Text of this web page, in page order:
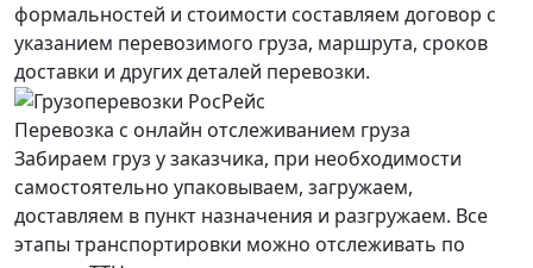
формальностей и стоимости составляем договор с
указанием перевозимого груза, маршрута, сроков
доставки и других деталей перевозки.
Перевозка с онлайн отслеживанием груза
Забираем груз у заказчика, при необходимости
самостоятельно упаковываем, загружаем,
доставляем в пункт назначения и разгружаем. Все
этапы транспортировки можно отслеживать по